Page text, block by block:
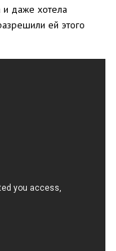
даже хотела
ей этого